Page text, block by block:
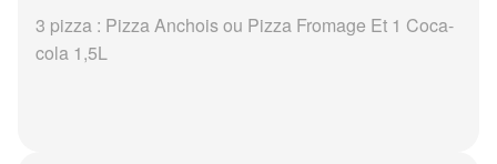
3 pizza : Pizza Anchois ou Pizza Fromage Et 1 Coca-
cola 1,5L